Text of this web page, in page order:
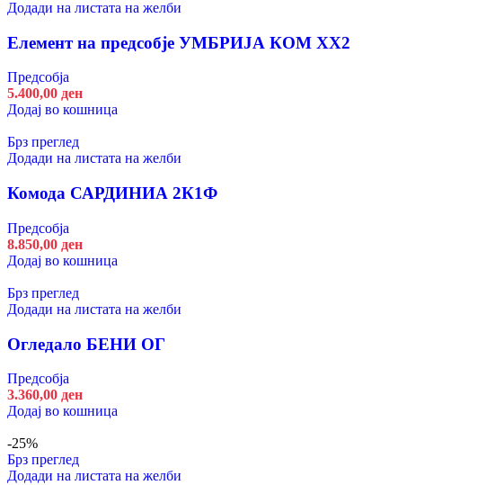
6.200,00ден
Додади на листата на желби
Елемент на предсобје УМБРИЈА КОМ ХХ2
Предсобја
5.400,00 ден
Додај во кошница
Брз преглед
Додади на листата на желби
Комода САРДИНИА 2К1Ф
Предсобја
8.850,00 ден
Додај во кошница
Брз преглед
Додади на листата на желби
Огледало БЕНИ ОГ
Предсобја
3.360,00 ден
Додај во кошница
-25%
Брз преглед
Додади на листата на желби